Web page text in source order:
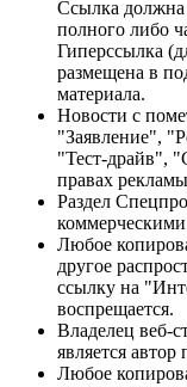
Ссылка должна
полного либо
Гиперссылка
размещена в
материала.
Новости с
"Заявление",
"Тест-драйв",
правах
Раздел
Любое
другое
ссылку на
воспрещается.
Владелец веб-
является
Любое